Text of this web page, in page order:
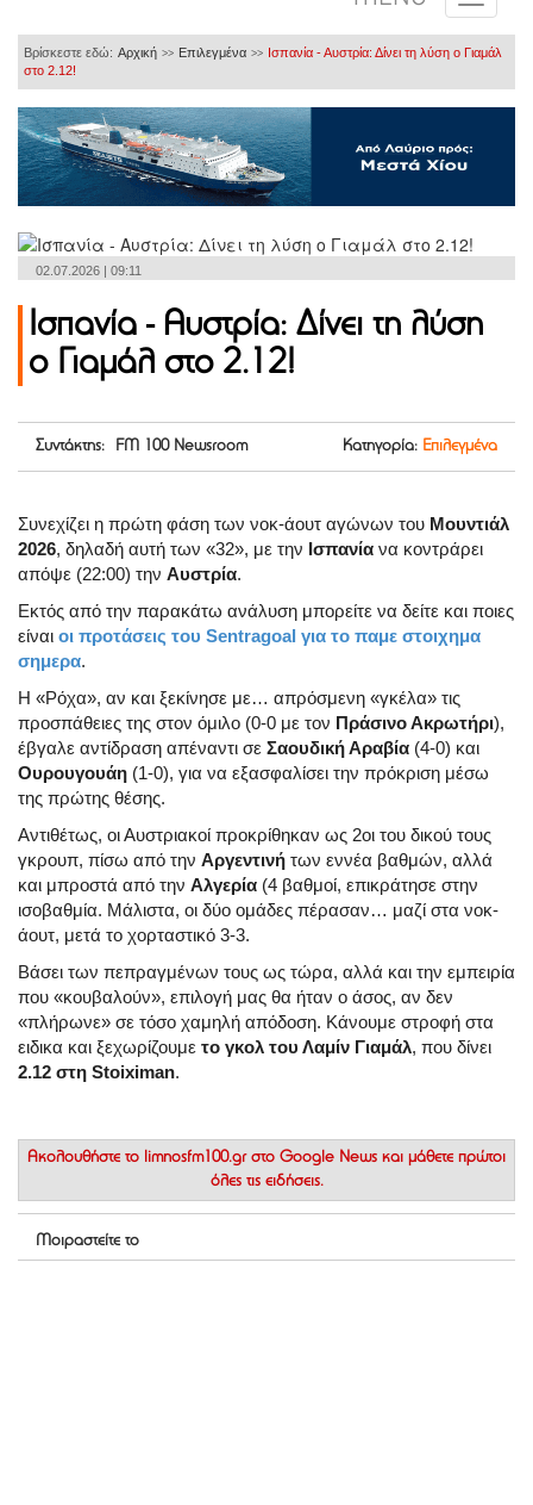
Βρίσκεστε εδώ: Αρχική >> Επιλεγμένα >> Ισπανία - Αυστρία: Δίνει τη λύση ο Γιαμάλ
στο 2.12!
02.07.2026 | 09:11
Ισπανία - Αυστρία: Δίνει τη λύση
ο Γιαμάλ στο 2.12!
Συντάκτης: FM 100 Newsroom Κατηγορία: Επιλεγμένα
Συνεχίζει η πρώτη φάση των νοκ-άουτ αγώνων του Μουντιάλ
2026, δηλαδή αυτή των «32», με την Ισπανία να κοντράρει
απόψε (22:00) την Αυστρία.
Εκτός από την παρακάτω ανάλυση μπορείτε να δείτε και ποιες
είναι οι προτάσεις του Sentragoal για το παμε στοιχημα
σημερα.
Η «Ρόχα», αν και ξεκίνησε με… απρόσμενη «γκέλα» τις
προσπάθειες της στον όμιλο (0-0 με τον Πράσινο Ακρωτήρι),
έβγαλε αντίδραση απέναντι σε Σαουδική Αραβία (4-0) και
Ουρουγουάη (1-0), για να εξασφαλίσει την πρόκριση μέσω
της πρώτης θέσης.
Αντιθέτως, οι Αυστριακοί προκρίθηκαν ως 2οι του δικού τους
γκρουπ, πίσω από την Αργεντινή των εννέα βαθμών, αλλά
και μπροστά από την Αλγερία (4 βαθμοί, επικράτησε στην
ισοβαθμία. Μάλιστα, οι δύο ομάδες πέρασαν… μαζί στα νοκ-
άουτ, μετά το χορταστικό 3-3.
Βάσει των πεπραγμένων τους ως τώρα, αλλά και την εμπειρία
που «κουβαλούν», επιλογή μας θα ήταν ο άσος, αν δεν
«πλήρωνε» σε τόσο χαμηλή απόδοση. Κάνουμε στροφή στα
ειδικα και ξεχωρίζουμε το γκολ του Λαμίν Γιαμάλ, που δίνει
2.12 στη Stoiximan.
Ακολουθήστε το limnosfm100.gr στο Google News και μάθετε πρώτοι
όλες τις ειδήσεις.
Μοιραστείτε το